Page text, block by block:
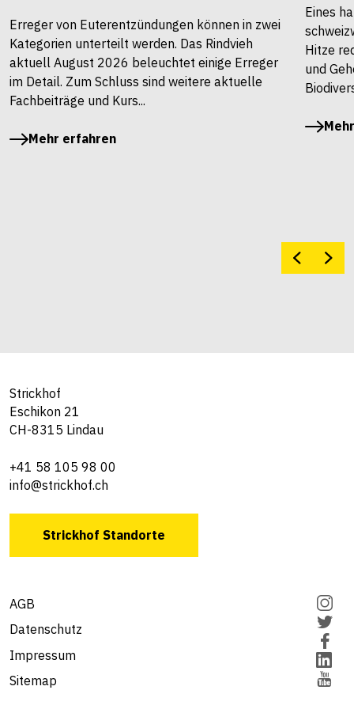
Erreger von Euterentzündungen können in zwei
Kategorien unterteilt werden. Das Rindvieh
aktuell August 2026 beleuchtet einige Erreger
im Detail. Zum Schluss sind weitere aktuelle
Fachbeiträge und Kurs...
Mehr erfahren
Eines
Hitze
und
Strickhof
Eschikon 21
CH-8315 Lindau
+41 58 105 98 00
info@strickhof.ch
Strickhof Standorte
AGB
Datenschutz
Impressum
Sitemap